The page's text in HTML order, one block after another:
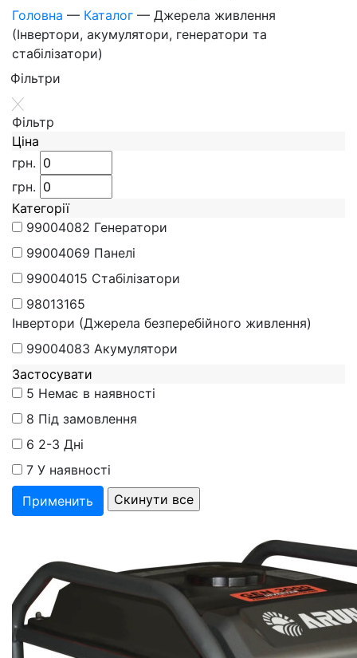
Головна — Каталог — Джерела живлення
(Інвертори, акумулятори, генератори та
стабілізатори)
Фiльтри
Фiльтр
Ціна
грн.
грн.
Категорії
99004082 Генератори
99004069 Панелі
99004015 Стабілізатори
98013165
Інвертори (Джерела безперебійного живлення)
99004083 Акумулятори
Застосувати
5 Немає в наявності
8 Під замовлення
6 2-3 Дні
7 У наявності